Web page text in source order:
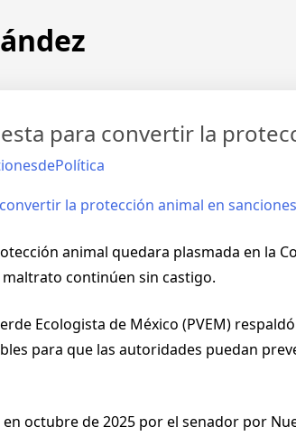
para convertir la
animal quedara plasmada en la
continúen sin castigo.
Ecologista de México (PVEM)
para que las autoridades puedan
octubre de 2025 por el senador por